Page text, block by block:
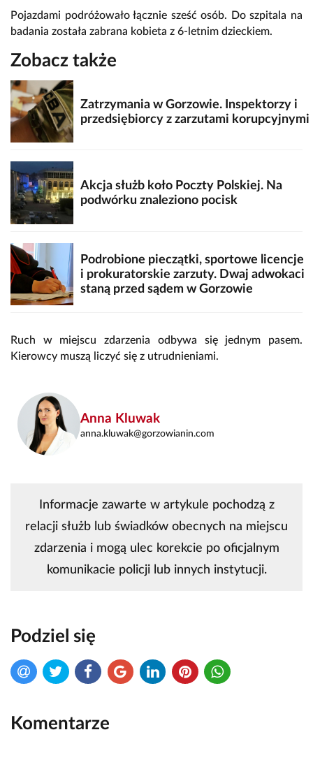
Pojazdami podróżowało łącznie sześć osób. Do szpitala na
badania została zabrana kobieta z 6-letnim dzieckiem.
Zobacz także
Zatrzymania w Gorzowie. Inspektorzy i
przedsiębiorcy z zarzutami korupcyjnymi
Akcja służb koło Poczty Polskiej. Na
podwórku znaleziono pocisk
Podrobione pieczątki, sportowe licencje
i prokuratorskie zarzuty. Dwaj adwokaci
staną przed sądem w Gorzowie
Ruch w miejscu zdarzenia odbywa się jednym pasem.
Kierowcy muszą liczyć się z utrudnieniami.
Anna Kluwak
anna.kluwak@gorzowianin.com
Informacje zawarte w artykule pochodzą z
relacji służb lub świadków obecnych na miejscu
zdarzenia i mogą ulec korekcie po oficjalnym
komunikacie policji lub innych instytucji.
Podziel się
Komentarze